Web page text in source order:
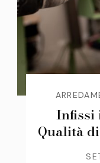
Infissi
Qualità